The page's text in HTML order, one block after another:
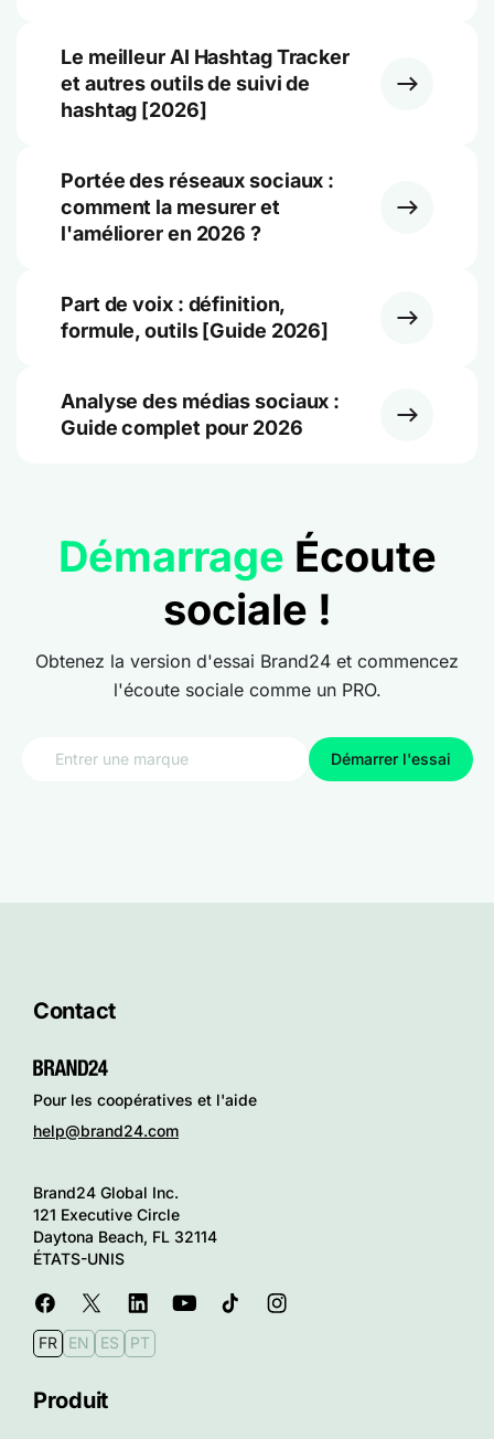
Le meilleur AI Hashtag Tracker
et autres outils de suivi de
hashtag [2026]
Portée des réseaux sociaux :
comment la mesurer et
l'améliorer en 2026 ?
Part de voix : définition,
formule, outils [Guide 2026]
Analyse des médias sociaux :
Guide complet pour 2026
Démarrage Écoute
sociale !
Obtenez la version d'essai Brand24 et commencez
l'écoute sociale comme un PRO.
Démarrer l'essai
Contact
Pour les coopératives et l'aide
help@brand24.com
Brand24 Global Inc.
121 Executive Circle
Daytona Beach, FL 32114
ÉTATS-UNIS
FR EN ES PT
Produit